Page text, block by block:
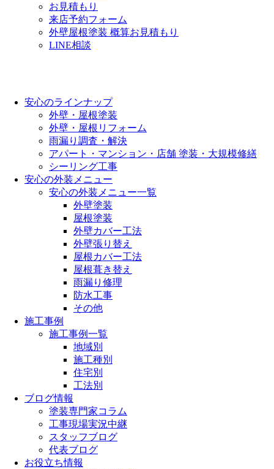
お見積もり
来店予約フォーム
外壁屋根塗装 概算お見積もり
LINE相談
安心のラインナップ
外壁・屋根塗装
外壁・屋根リフォーム
雨漏り調査・解決
アパート・マンション・店舗 塗装・大規模修繕
シーリング工事
安心の外装メニュー
安心の外装メニュー一覧
外壁塗装
屋根塗装
外壁カバー工法
外壁張り替え
屋根カバー工法
屋根葺き替え
雨漏り修理
防水工事
その他
施工事例
施工事例一覧
地域別
施工種別
住宅別
工法別
ブログ情報
塗装専門家コラム
工事現場実況中継
スタッフブログ
代表ブログ
お役立ち情報